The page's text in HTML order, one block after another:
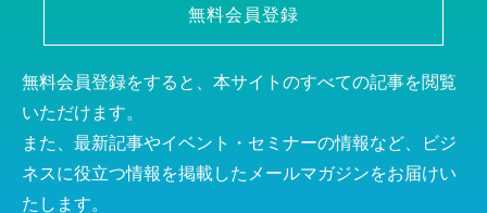
無料会員登録
無料会員登録をすると、本サイトのすべての記事を閲覧
いただけます。
また、最新記事やイベント・セミナーの情報など、ビジ
ネスに役立つ情報を掲載したメールマガジンをお届けい
たします。